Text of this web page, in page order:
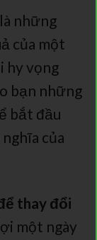
những
của một
hy vọng
bạn những
bắt đầu
của
thay đổi
một ngày